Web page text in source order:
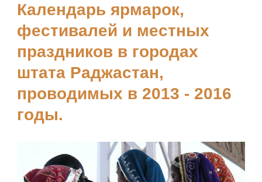
Календарь ярмарок,
фестивалей и местных
праздников в городах
штата Раджастан,
проводимых в 2013 - 2016
годы.